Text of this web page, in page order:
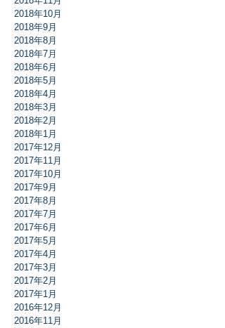
2018年10月
2018年9月
2018年8月
2018年7月
2018年6月
2018年5月
2018年4月
2018年3月
2018年2月
2018年1月
2017年12月
2017年11月
2017年10月
2017年9月
2017年8月
2017年7月
2017年6月
2017年5月
2017年4月
2017年3月
2017年2月
2017年1月
2016年12月
2016年11月